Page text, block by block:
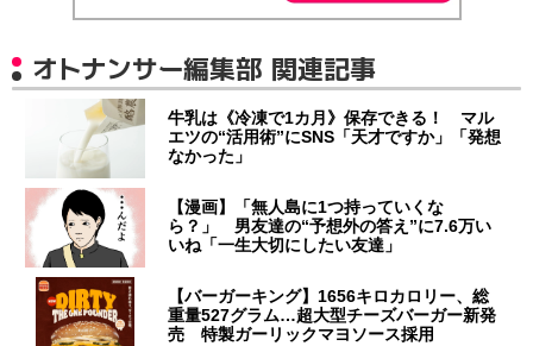
オトナンサー編集部 関連記事
牛乳は《冷凍で1カ月》保存できる！ マル
エツの“活用術”にSNS「天才ですか」「発想
なかった」
【漫画】「無人島に1つ持っていくな
ら？」 男友達の“予想外の答え”に7.6万い
いね「一生大切にしたい友達」
【バーガーキング】1656キロカロリー、総
重量527グラム…超大型チーズバーガー新発
売 特製ガーリックマヨソース採用